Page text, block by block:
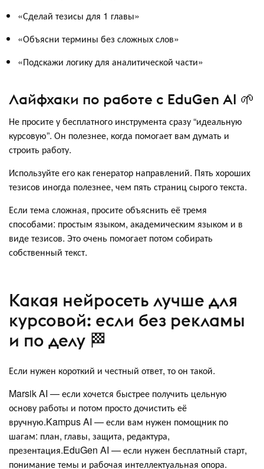
«Сделай тезисы для 1 главы»
«Объясни термины без сложных слов»
«Подскажи логику для аналитической части»
Лайфхаки по работе с EduGen AI 🌱
Не просите у бесплатного инструмента сразу “идеальную
курсовую”. Он полезнее, когда помогает вам думать и
строить работу.
Используйте его как генератор направлений. Пять хороших
тезисов иногда полезнее, чем пять страниц сырого текста.
Если тема сложная, просите объяснить её тремя
способами: простым языком, академическим языком и в
виде тезисов. Это очень помогает потом собирать
собственный текст.
Какая нейросеть лучше для
курсовой: если без рекламы
и по делу 🏁
Если нужен короткий и честный ответ, то он такой.
Marsik AI — если хочется быстрее получить цельную
основу работы и потом просто дочистить её
вручную.Kampus AI — если вам нужен помощник по
шагам: план, главы, защита, редактура,
презентация.EduGen AI — если нужен бесплатный старт,
понимание темы и рабочая интеллектуальная опора.